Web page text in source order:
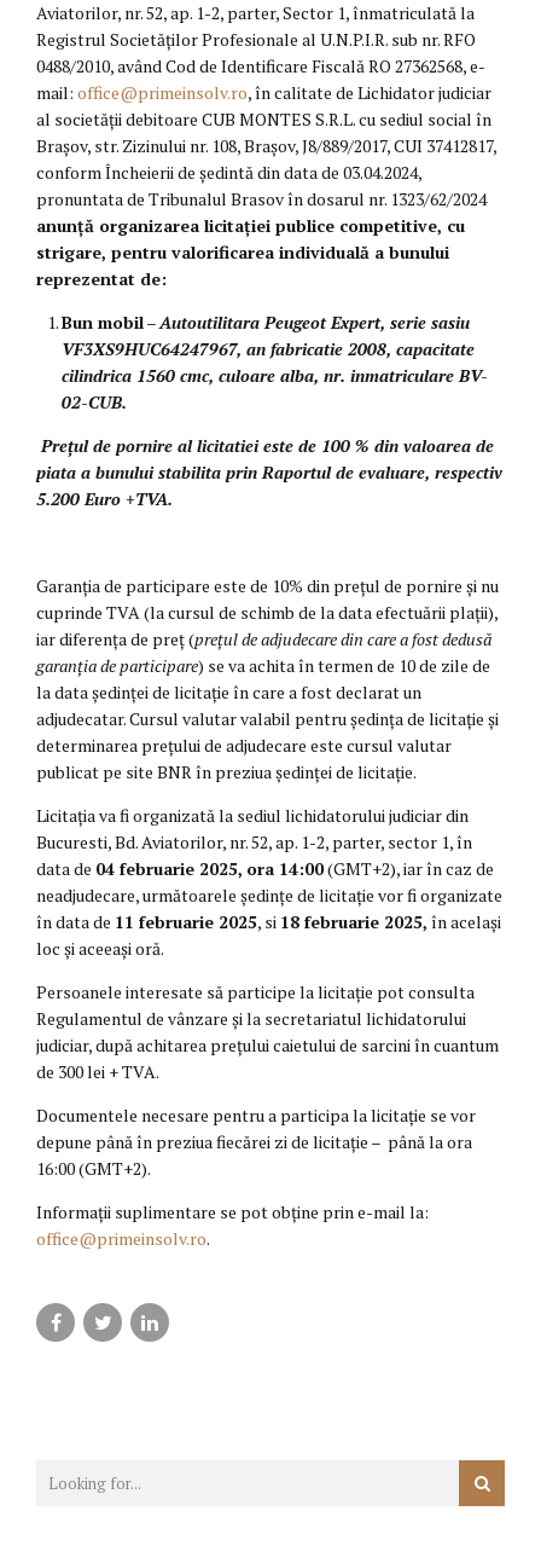
Aviatorilor, nr. 52, ap. 1-2, parter, Sector 1, înmatriculată la
Registrul Societăților Profesionale al U.N.P.I.R. sub nr. RFO
0488/2010, având Cod de Identificare Fiscală RO 27362568, e-
mail: office@primeinsolv.ro, în calitate de Lichidator judiciar
al societății debitoare CUB MONTES S.R.L. cu sediul social în
Brașov, str. Zizinului nr. 108, Brașov, J8/889/2017, CUI 37412817,
conform Încheierii de ședintă din data de 03.04.2024,
pronuntata de Tribunalul Brasov în dosarul nr. 1323/62/2024
anunță organizarea licitației publice competitive, cu
strigare, pentru valorificarea individuală a bunului
reprezentat de:
Bun mobil–Autoutilitara Peugeot Expert, serie sasiu
VF3XS9HUC64247967, an fabricatie 2008, capacitate
cilindrica 1560 cmc, culoare alba, nr. inmatriculare BV-
02-CUB.
Prețul de pornire al licitatiei este de 100 % din valoarea de
piata a bunului stabilita prin Raportul de evaluare, respectiv
5.200 Euro +TVA.
Garanția de participare este de 10% din prețul de pornire și nu
cuprinde TVA (la cursul de schimb de la data efectuării plații),
iar diferența de preț (prețul de adjudecare din care a fost dedusă
garanția de participare) se va achita în termen de 10 de zile de
la data ședinței de licitație în care a fost declarat un
adjudecatar. Cursul valutar valabil pentru ședința de licitație și
determinarea prețului de adjudecare este cursul valutar
publicat pe site BNR în preziua ședinței de licitație.
Licitația va fi organizată la sediul lichidatorului judiciar din
Bucuresti, Bd. Aviatorilor, nr. 52, ap. 1-2, parter, sector 1, în
data de 04 februarie 2025, ora 14:00(GMT+2), iar în caz de
neadjudecare, următoarele ședințe de licitație vor fi organizate
în data de 11 februarie 2025, si 18 februarie 2025, în același
loc și aceeași oră.
Persoanele interesate să participe la licitație pot consulta
Regulamentul de vânzare și la secretariatul lichidatorului
judiciar, după achitarea prețului caietului de sarcini în cuantum
de 300 lei + TVA.
Documentele necesare pentru a participa la licitație se vor
depune până în preziua fiecărei zi de licitație – până la ora
16:00 (GMT+2).
Informații suplimentare se pot obține prin e-mail la:
office@primeinsolv.ro.